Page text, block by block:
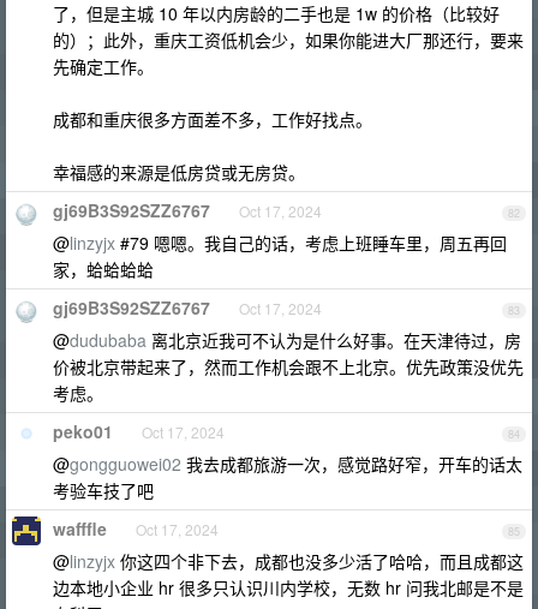
了，但是主城 10 年以内房龄的二手也是 1w 的价格（比较好
的）；此外，重庆工资低机会少，如果你能进大厂那还行，要来
先确定工作。
成都和重庆很多方面差不多，工作好找点。
幸福感的来源是低房贷或无房贷。
82
gj69B3S92SZZ6767 Oct 17, 2024
@linzyjx #79 嗯嗯。我自己的话，考虑上班睡车里，周五再回
家，蛤蛤蛤蛤
83
gj69B3S92SZZ6767 Oct 17, 2024
@dudubaba 离北京近我可不认为是什么好事。在天津待过，房
价被北京带起来了，然而工作机会跟不上北京。优先政策没优先
考虑。
84
peko01 Oct 17, 2024
@gongguowei02 我去成都旅游一次，感觉路好窄，开车的话太
考验车技了吧
85
wafffle Oct 17, 2024
@linzyjx 你这四个非下去，成都也没多少活了哈哈，而且成都这
边本地小企业 hr 很多只认识川内学校，无数 hr 问我北邮是不是